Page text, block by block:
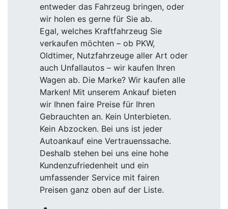
entweder das Fahrzeug bringen, oder
wir holen es gerne für Sie ab.
Egal, welches Kraftfahrzeug Sie
verkaufen möchten – ob PKW,
Oldtimer, Nutzfahrzeuge aller Art oder
auch Unfallautos – wir kaufen Ihren
Wagen ab. Die Marke? Wir kaufen alle
Marken! Mit unserem Ankauf bieten
wir Ihnen faire Preise für Ihren
Gebrauchten an. Kein Unterbieten.
Kein Abzocken. Bei uns ist jeder
Autoankauf eine Vertrauenssache.
Deshalb stehen bei uns eine hohe
Kundenzufriedenheit und ein
umfassender Service mit fairen
Preisen ganz oben auf der Liste.